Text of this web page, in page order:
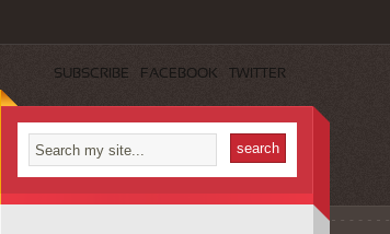
SUBSCRIBE FACEBOOK TWITTER